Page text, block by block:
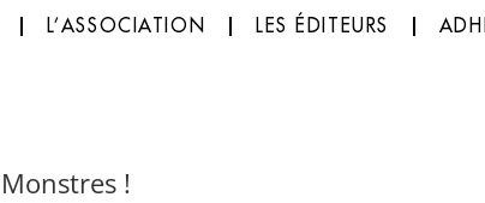
L’ASSOCIATION LES ÉDITEURS
Monstres !